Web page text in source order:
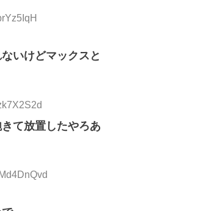
いけどマックスと
て放置したやろあ